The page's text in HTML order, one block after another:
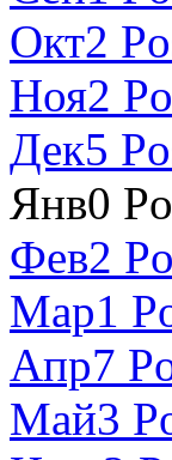
Окт2
Ноя2
Дек5
Янв0
Фев2
Мар1
Апр7
Май3